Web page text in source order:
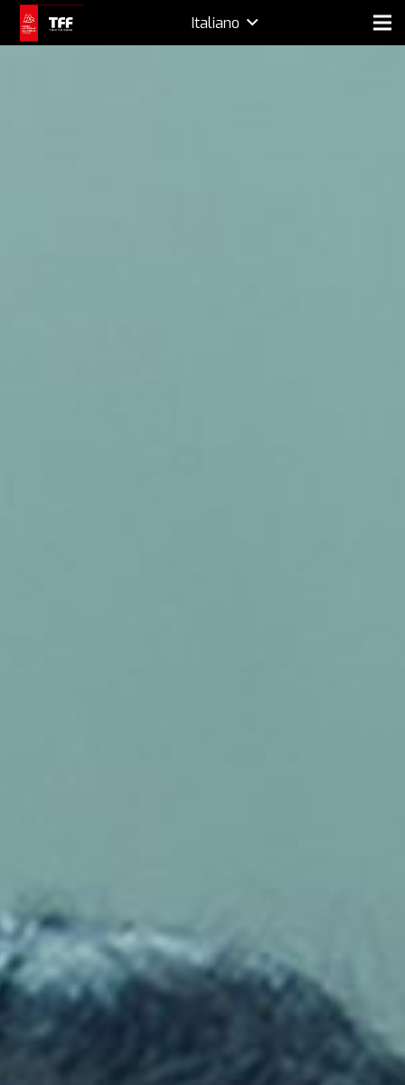
Italiano